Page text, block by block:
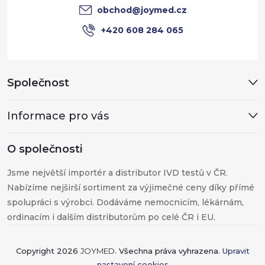
obchod@joymed.cz
+420 608 284 065
Společnost
Informace pro vás
O společnosti
Jsme největší importér a distributor IVD testů v ČR.
Nabízíme nejširší sortiment za výjimečné ceny díky přímé
spolupráci s výrobci. Dodáváme nemocnicím, lékárnám,
ordinacím i dalším distributorům po celé ČR i EU.
Copyright 2026 JOYMED. Všechna práva vyhrazena. Upravit